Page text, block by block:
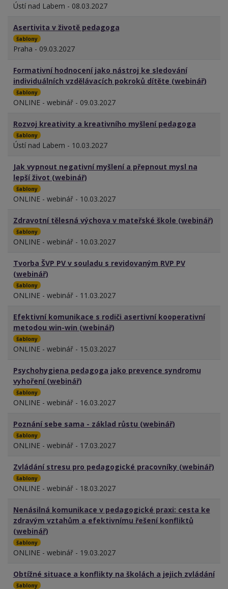
Ústí nad Labem - 08.03.2027
Asertivita v životě pedagoga
šablony
Praha - 09.03.2027
Formativní hodnocení jako nástroj ke sledování
individuálních vzdělávacích pokroků dítěte (webinář)
šablony
ONLINE - webinář - 09.03.2027
Rozvoj kreativity a kreativního myšlení pedagoga
šablony
Ústí nad Labem - 10.03.2027
Jak vypnout negativní myšlení a přepnout mysl na
lepší život (webinář)
šablony
ONLINE - webinář - 10.03.2027
Zdravotní tělesná výchova v mateřské škole (webinář)
šablony
ONLINE - webinář - 10.03.2027
Tvorba ŠVP PV v souladu s revidovaným RVP PV
(webinář)
šablony
ONLINE - webinář - 11.03.2027
Efektivní komunikace s rodiči asertivní kooperativní
metodou win-win (webinář)
šablony
ONLINE - webinář - 15.03.2027
Psychohygiena pedagoga jako prevence syndromu
vyhoření (webinář)
šablony
ONLINE - webinář - 16.03.2027
Poznání sebe sama - základ růstu (webinář)
šablony
ONLINE - webinář - 17.03.2027
Zvládání stresu pro pedagogické pracovníky (webinář)
šablony
ONLINE - webinář - 18.03.2027
Nenásilná komunikace v pedagogické praxi: cesta ke
zdravým vztahům a efektivnímu řešení konfliktů
(webinář)
šablony
ONLINE - webinář - 19.03.2027
Obtížné situace a konflikty na školách a jejich zvládání
šablony